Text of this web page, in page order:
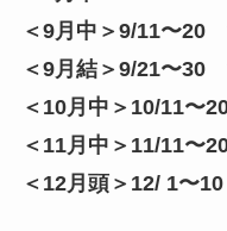
＜9月中＞9/11〜20
＜9月結＞9/21〜30
＜10月中＞10/11〜
＜11月中＞11/11〜
＜12月頭＞12/ 1〜10